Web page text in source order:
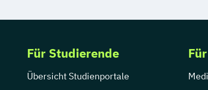
Für Studierende
Übersicht Studienportale